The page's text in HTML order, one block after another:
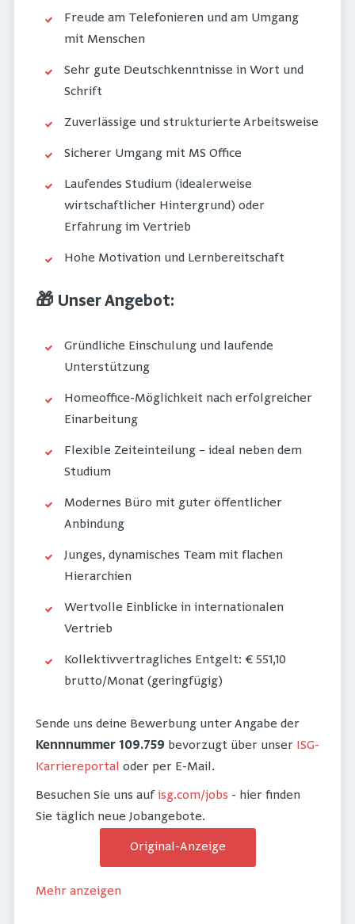
Freude am Telefonieren und am Umgang
mit Menschen
Sehr gute Deutschkenntnisse in Wort und
Schrift
Zuverlässige und strukturierte Arbeitsweise
Sicherer Umgang mit MS Office
Laufendes Studium (idealerweise
wirtschaftlicher Hintergrund) oder
Erfahrung im Vertrieb
Hohe Motivation und Lernbereitschaft
🎁 Unser Angebot:
Gründliche Einschulung und laufende
Unterstützung
Homeoffice-Möglichkeit nach erfolgreicher
Einarbeitung
Flexible Zeiteinteilung – ideal neben dem
Studium
Modernes Büro mit guter öffentlicher
Anbindung
Junges, dynamisches Team mit flachen
Hierarchien
Wertvolle Einblicke in internationalen
Vertrieb
Kollektivvertragliches Entgelt: € 551,10
brutto/Monat (geringfügig)
Sende uns deine Bewerbung unter Angabe der
Kennnummer 109.759 bevorzugt über unser ISG-
Karriereportal oder per E-Mail.
Besuchen Sie uns aufisg.com/jobs - hier finden
Sie täglich neue Jobangebote.
Original-Anzeige
Mehr anzeigen